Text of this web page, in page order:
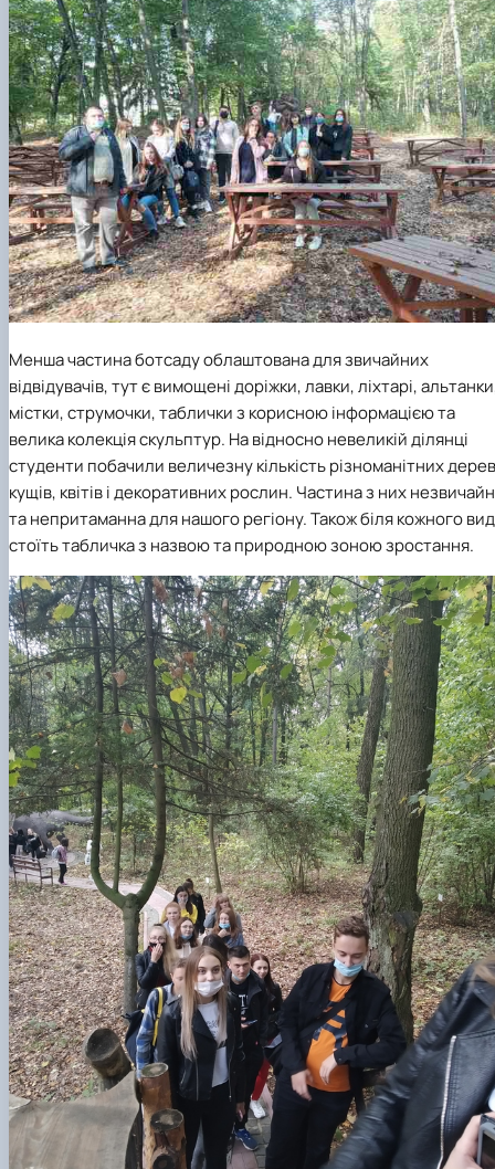
Менша частина ботсаду облаштована для звичайних
відвідувачів, тут є вимощені доріжки, лавки, ліхтарі,
містки, струмочки, таблички з корисною інформацією та
велика колекція скульптур. На відносно невеликій ділянці
студенти побачили величезну кількість різноманітних
кущів, квітів і декоративних рослин. Частина з них
та непритаманна для нашого регіону. Також біля кожного
стоїть табличка з назвою та природною зоною зростання.